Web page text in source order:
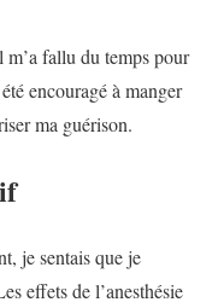
fallu du temps pour
encouragé à manger
ma guérison.
je sentais que je
effets de l’anesthésie